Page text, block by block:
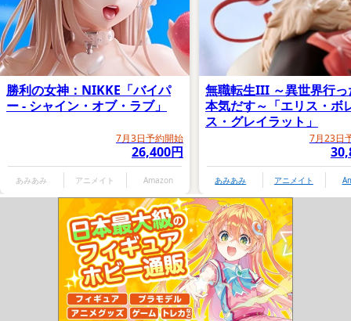
勝利の女神：NIKKE「バイパ
ー - シャイン・オブ・ラブ」
7月3日予約開始
26,400円
あみあみ アニメイト Amazon
無職転生III ～異世界行っ
本気だす～「エリス・ボ
ス・グレイラット」
7月23日
あみあみ アニメイト